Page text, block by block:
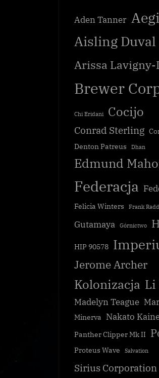
Aden Tanner
Aisling Duval
Arissa Lavigny-
Brewer
Chi Eridani Cocijo
Conrad Sterling
Denton Patreus
Dhan
Edmund
Federacja
Felicia Winters Frank
Gutamaya
Górnictwo
HIP 90578
Jerome Archer
Kolonizacja Li
Madelyn Teague
Minerva Nakato
Panther Clipper Mk II
Proteus Wave Salvation
Sirius Corporation